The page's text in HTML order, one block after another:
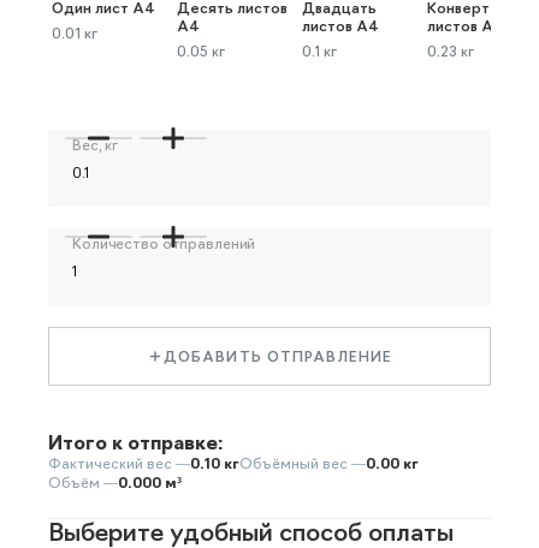
Один лист А4
0.01 кг
Десять листов
А4
0.05 кг
Двадцать
листов А4
0.1 кг
Конверт до 40
листов А4
0.23 кг
Вес, кг
Количество отправлений
ДОБАВИТЬ ОТПРАВЛЕНИЕ
Итого к отправке:
Фактический вес —0.10 кгОбъёмный вес —0.00 кг
Объём —0.000 м³
Выберите удобный способ оплаты